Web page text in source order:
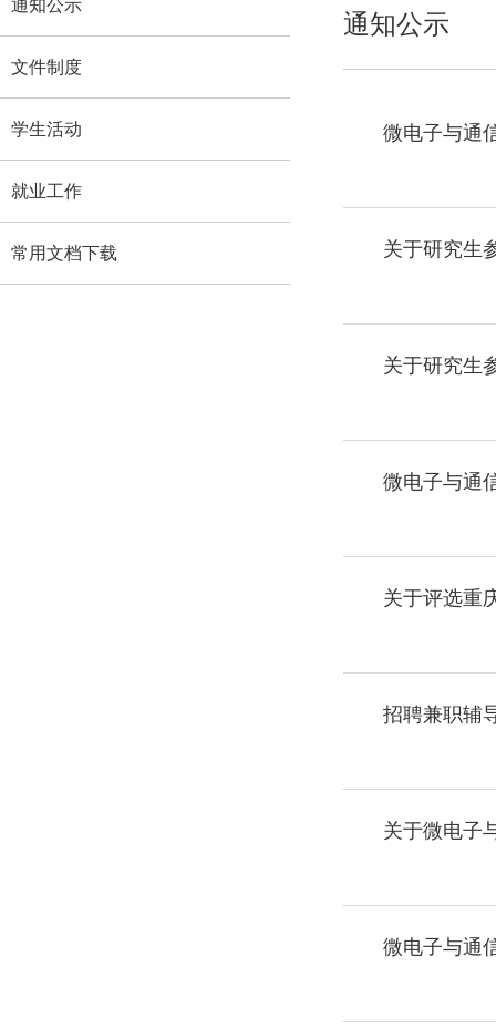
通知公示
文件制度
学生活动
就业工作
常用文档下载
通知公示
微电子与通
关于研究生
关于研究生
微电子与通
关于评选重
招聘兼职辅
关于微电子
微电子与通